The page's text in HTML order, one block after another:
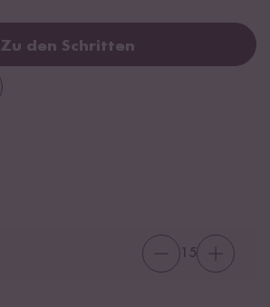
Zu den Schritten
15